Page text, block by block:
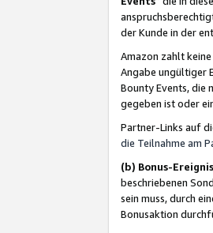
der Kunde in der
Amazon zahlt
Angabe ungültiger
Bounty Events, die
gegeben ist oder
Partner-Links auf
die Teilnahme am
(b) Bonus-
beschriebenen
sein muss, durch
Bonusaktion